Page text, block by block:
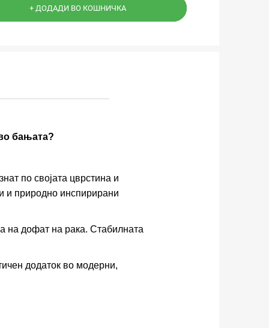
бањата?
по својата цврстина и
и природно инспирирани
на дофат на рака. Стабилната
додаток во модерни,